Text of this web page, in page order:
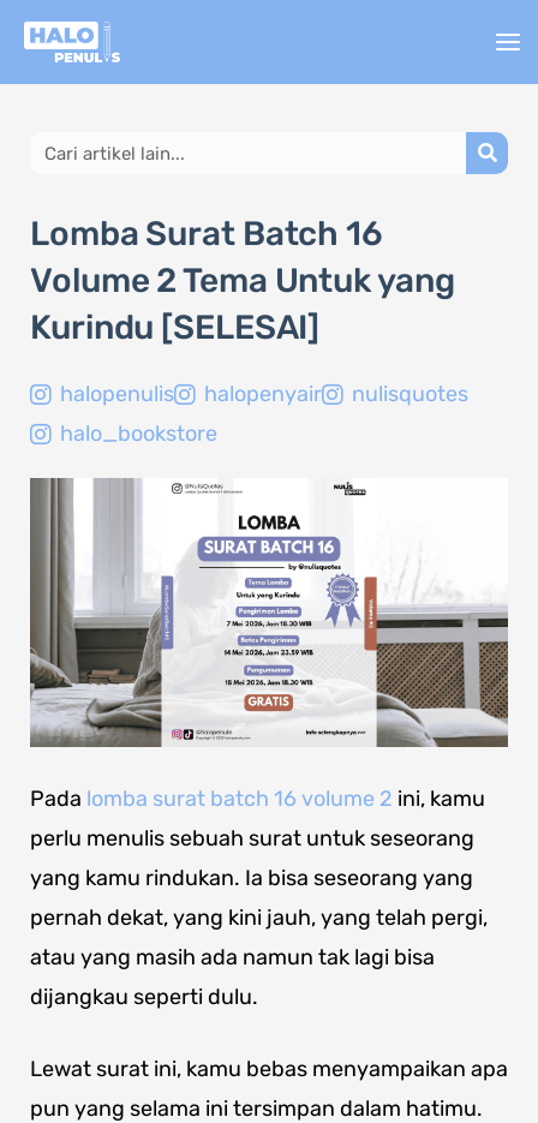
Lewati
Search
Lomba Surat Batch 16
Volume 2 Tema Untuk yang
Kurindu [SELESAI]
halopenulis halopenyair
nulisquotes
halo_bookstore
Pada lomba surat batch 16 volume 2 ini, kamu
perlu menulis sebuah surat untuk seseorang
yang kamu rindukan. Ia bisa seseorang yang
pernah dekat, yang kini jauh, yang telah pergi,
atau yang masih ada namun tak lagi bisa
dijangkau seperti dulu.
Lewat surat ini, kamu bebas menyampaikan apa
pun yang selama ini tersimpan dalam hatimu.